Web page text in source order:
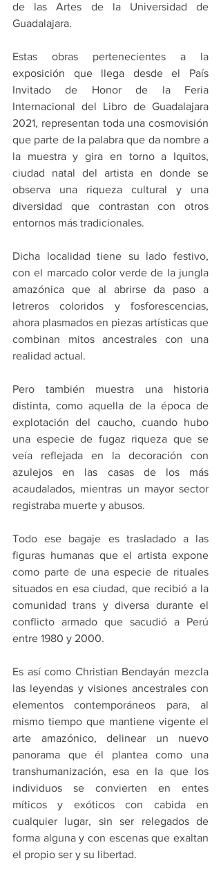
de las Artes de la Universidad de
Guadalajara.
Estas obras pertenecientes a la
exposición que llega desde el País
Invitado de Honor de la Feria
Internacional del Libro de Guadalajara
2021, representan toda una cosmovisión
que parte de la palabra que da nombre a
la muestra y gira en torno a Iquitos,
ciudad natal del artista en donde se
observa una riqueza cultural y una
diversidad que contrastan con otros
entornos más tradicionales.
Dicha localidad tiene su lado festivo,
con el marcado color verde de la jungla
amazónica que al abrirse da paso a
letreros coloridos y fosforescencias,
ahora plasmados en piezas artísticas que
combinan mitos ancestrales con una
realidad actual.
Pero también muestra una historia
distinta, como aquella de la época de
explotación del caucho, cuando hubo
una especie de fugaz riqueza que se
veía reflejada en la decoración con
azulejos en las casas de los más
acaudalados, mientras un mayor sector
registraba muerte y abusos.
Todo ese bagaje es trasladado a las
figuras humanas que el artista expone
como parte de una especie de rituales
situados en esa ciudad, que recibió a la
comunidad trans y diversa durante el
entre 1980 y 2000.
Es así como Christian Bendayán mezcla
las leyendas y visiones ancestrales con
elementos contemporáneos para, al
mismo tiempo que mantiene vigente el
arte amazónico, delinear un nuevo
panorama que él plantea como una
transhumanización, esa en la que los
individuos se convierten en entes
míticos y exóticos con cabida en
cualquier lugar, sin ser relegados de
forma alguna y con escenas que exaltan
el propio ser y su libertad.